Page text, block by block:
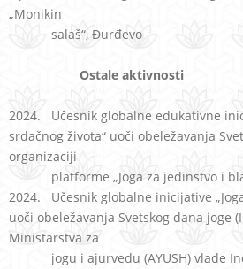
„Monikin
salaš“, Đurđevo
Ostale aktivnosti
2024. Učesnik globalne edukativne
srdačnog života“ uoči obeležavanja
organizaciji
platforme „Joga za jedinstvo i
2024. Učesnik globalne inicijative
uoči obeležavanja Svetskog dana joge
Ministarstva za
jogu i ajurvedu (AYUSH) vlade